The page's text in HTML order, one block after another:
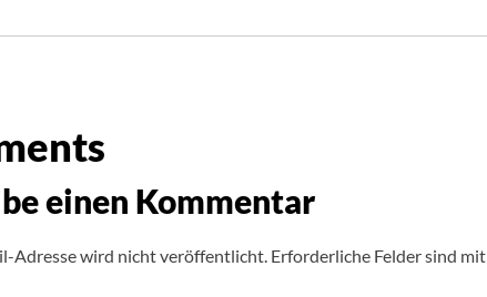
einen Kommentar
Adresse wird nicht veröffentlicht. Erforderliche Felder sind mit